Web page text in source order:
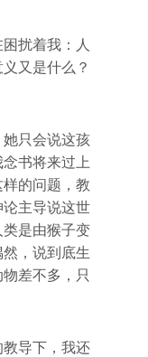
扰着我：人
又是什么？
只会说这孩
书将来过上
的问题，教
主导说这世
是由猴子变
，说到底生
差不多，只
导下，我还